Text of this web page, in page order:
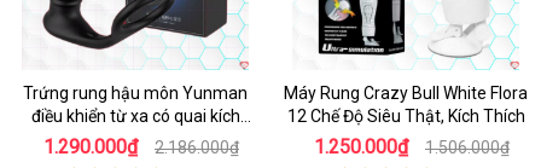
Trứng rung hậu môn Yunman
điều khiển từ xa có quai kích
thích
1.290.000₫ 2.186.000₫
Máy Rung Crazy Bull White Flora
12 Chế Độ Siêu Thật, Kích Thích
1.250.000₫ 1.506.000₫